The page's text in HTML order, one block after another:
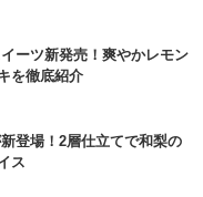
ーツ新発売！爽やかレモン
を徹底紹介
登場！2層仕立てで和梨の
ス